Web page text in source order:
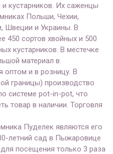
кустарников. Их саженцы
Польши, Чехии,
Швеции и Украины. В
450 сортов хвойных и 500
кустарников. В местечке
материал в
оптом и в розницу. В
границы) производство
системе pot-in-pot, что
товар в наличии. Торговля
Пуделек являются его
летний сад в Пыжаровице
посещения только 3 раза